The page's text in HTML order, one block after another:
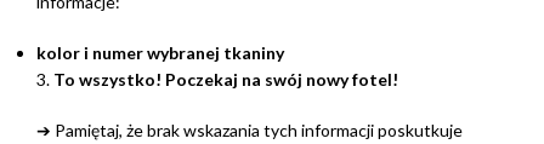
kolor i numer wybranej tkaniny
3. To wszystko! Poczekaj na swój nowy fotel!
➔ Pamiętaj, że brak wskazania tych informacji poskutkuje